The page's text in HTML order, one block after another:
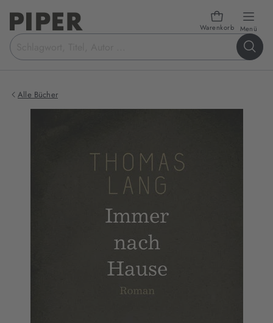
Warenkorb Menü
Suchbegriff
eingeben
Alle Bücher